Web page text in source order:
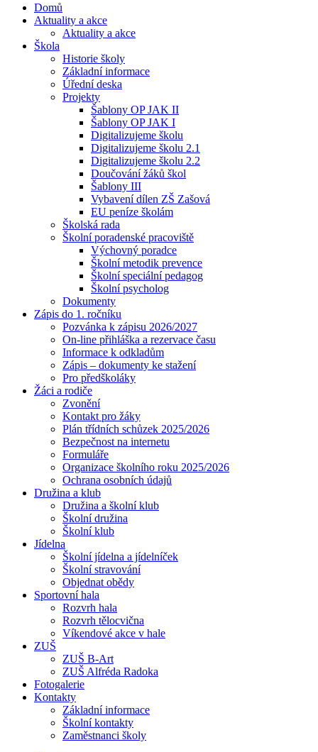
Domů
Aktuality a akce
Aktuality a akce
Škola
Historie školy
Základní informace
Úřední deska
Projekty
Šablony OP JAK II
Šablony OP JAK I
Digitalizujeme školu
Digitalizujeme školu 2.1
Digitalizujeme školu 2.2
Doučování žáků škol
Šablony III
Vybavení dílen ZŠ Zašová
EU peníze školám
Školská rada
Školní poradenské pracoviště
Výchovný poradce
Školní metodik prevence
Školní speciální pedagog
Školní psycholog
Dokumenty
Zápis do 1. ročníku
Pozvánka k zápisu 2026/2027
On-line přihláška a rezervace času
Informace k odkladům
Zápis – dokumenty ke stažení
Pro předškoláky
Žáci a rodiče
Zvonění
Kontakt pro žáky
Plán třídních schůzek 2025/2026
Bezpečnost na internetu
Formuláře
Organizace školního roku 2025/2026
Ochrana osobních údajů
Družina a klub
Družina a školní klub
Školní družina
Školní klub
Jídelna
Školní jídelna a jídelníček
Školní stravování
Objednat obědy
Sportovní hala
Rozvrh hala
Rozvrh tělocvična
Víkendové akce v hale
ZUŠ
ZUŠ B-Art
ZUŠ Alfréda Radoka
Fotogalerie
Kontakty
Základní informace
Školní kontakty
Zaměstnanci školy